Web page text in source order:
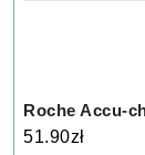
Roche Accu-
51.90zł